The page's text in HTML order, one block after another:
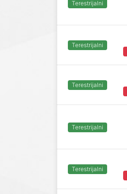
Terestrijalni
Terestrijalni
Terestrijalni
Terestrijalni
Terestrijalni